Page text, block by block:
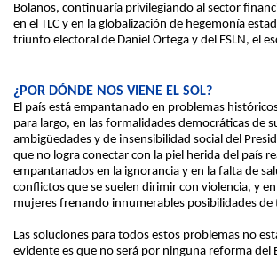
Bolaños, continuaría privilegiando al sector
en el TLC y en la globalización de hegemonía
triunfo electoral de Daniel Ortega y del FSLN, el
¿POR DÓNDE NOS VIENE EL SOL?
El país está empantanado en problemas
para largo, en las formalidades democráticas de
ambigüedades y de insensibilidad social del
que no logra conectar con la piel herida del país
empantanados en la ignorancia y en la falta de
conflictos que se suelen dirimir con violencia, y
mujeres frenando innumerables posibilidades
Las soluciones para todos estos problemas no
evidente es que no será por ninguna reforma